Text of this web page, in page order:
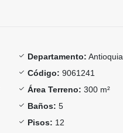
Departamento: Antioquia
Código: 9061241
Área Terreno: 300 m²
Baños: 5
Pisos: 12